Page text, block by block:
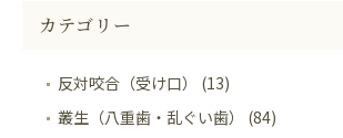
カテゴリー
反対咬合（受け口） (13)
叢生（八重歯・乱ぐい歯） (84)